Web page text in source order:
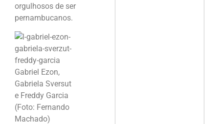
orgulhosos de ser
pernambucanos.
Gabriel Ezon,
Gabriela Sversut
e Freddy Garcia
(Foto: Fernando
Machado)